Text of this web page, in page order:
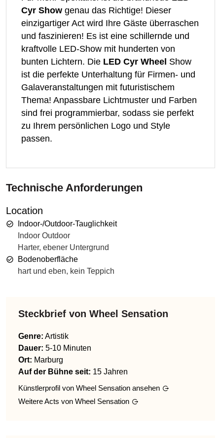
Cyr Show genau das Richtige! Dieser
einzigartiger Act wird Ihre Gäste überraschen
und faszinieren! Es ist eine schillernde und
kraftvolle LED-Show mit hunderten von
bunten Lichtern. Die LED Cyr Wheel Show
ist die perfekte Unterhaltung für Firmen- und
Galaveranstaltungen mit futuristischem
Thema! Anpassbare Lichtmuster und Farben
sind frei programmierbar, sodass sie perfekt
zu Ihrem persönlichen Logo und Style
passen.
Technische Anforderungen
Location
Indoor-/Outdoor-Tauglichkeit
Indoor Outdoor
Harter, ebener Untergrund
Bodenoberfläche
hart und eben, kein Teppich
Steckbrief von Wheel Sensation
Genre: Artistik
Dauer: 5-10 Minuten
Ort: Marburg
Auf der Bühne seit: 15 Jahren
Künstlerprofil von Wheel Sensation ansehen
Weitere Acts von Wheel Sensation